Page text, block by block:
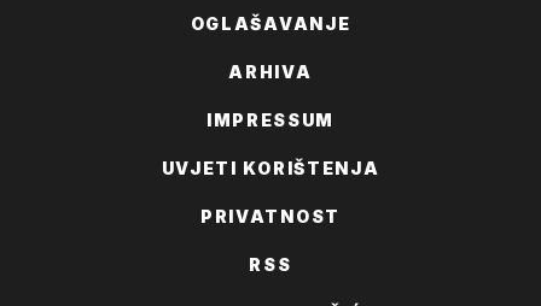
OGLAŠAVANJE
ARHIVA
IMPRESSUM
UVJETI KORIŠTENJA
PRIVATNOST
RSS